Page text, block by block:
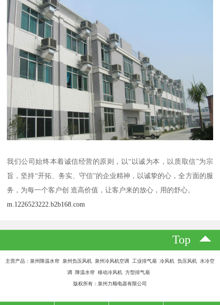
我们公司始终本着诚信经营的原则，以“以诚为本，以质取信”为宗
旨，坚持“开拓、务实、守信”的企业精神，以诚挚的心，全方面的服
务，为每一个客户创 造高价值，让客户来的放心，用的舒心。
m.1226523222.b2b168.com
Top
主营产品：泉州降温水帘 泉州负压风机 泉州冷风机空调 工业排气扇 冷风机 负压风机 水冷空
调 降温水帘 移动冷风机 方型排气扇
版权所有：泉州力顺电器有限公司